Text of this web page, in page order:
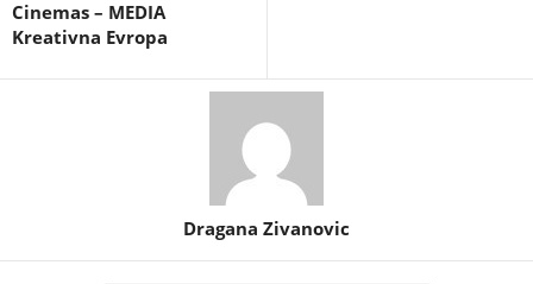
Cinemas – MEDIA
Kreativna Evropa
Dragana Zivanovic